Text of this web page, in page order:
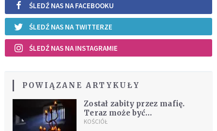
ŚLEDŹ NAS NA FACEBOOKU
ŚLEDŹ NAS NA TWITTERZE
ŚLEDŹ NAS NA INSTAGRAMIE
POWIĄZANE ARTYKUŁY
Został zabity przez mafię.
Teraz może być
beatyfikowany
KOŚCIÓŁ